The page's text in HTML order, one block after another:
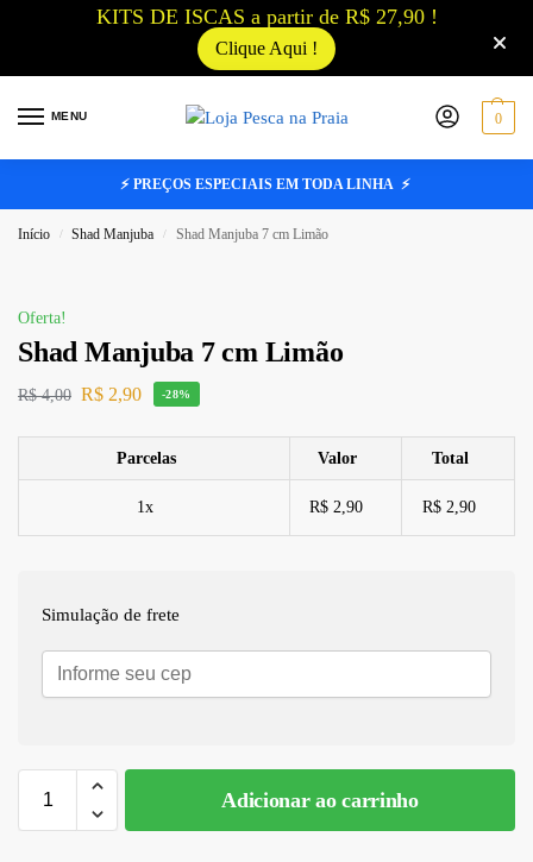
KITS DE ISCAS a partir de R$ 27,90 !
Clique Aqui !
MENU 0
⚡ PREÇOS ESPECIAIS EM TODA LINHA ⚡
Início / Shad Manjuba / Shad Manjuba 7 cm Limão
Oferta!
Shad Manjuba 7 cm Limão
R$4,00 R$ 2,90 -28%
Parcelas Valor Total
1x R$ 2,90 R$ 2,90
Simulação de frete
Adicionar ao carrinho